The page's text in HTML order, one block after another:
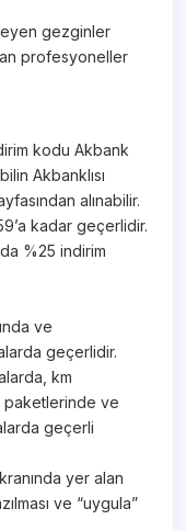
gezginler
profesyoneller
kodu Akbank
Akbanklısı
alınabilir.
kadar geçerlidir.​
%25 indirim
ve
geçerlidir.
km
ve
geçerli
yer alan
ve “uygula”